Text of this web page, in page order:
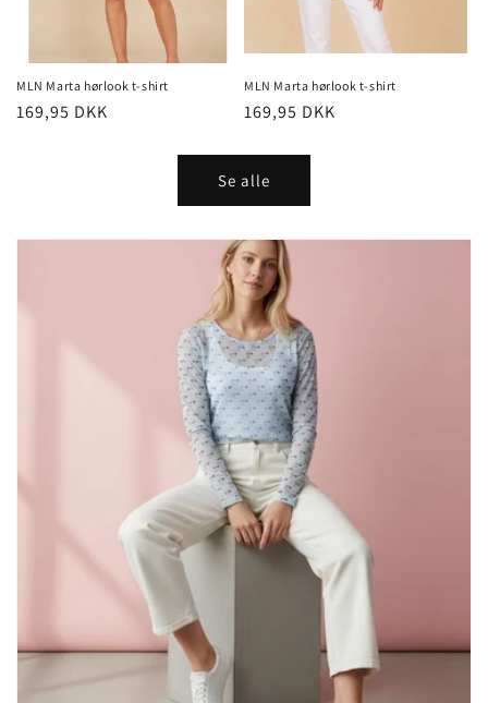
MLN Marta hørlook t-shirt
Normalpris
169,95 DKK
MLN Marta hørlook t-shirt
Normalpris
169,95 DKK
Se alle